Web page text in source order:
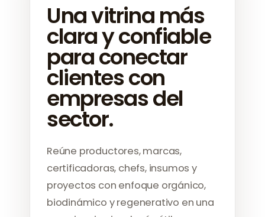
Una vitrina más
clara y confiable
para conectar
clientes con
empresas del
sector.
Reúne productores, marcas,
certificadoras, chefs, insumos y
proyectos con enfoque orgánico,
biodinámico y regenerativo en una